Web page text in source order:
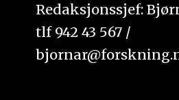
Redaksjonssjef:
tlf 942 43 567 /